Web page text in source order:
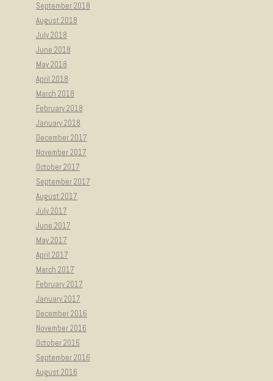
September 2018
August 2018
July 2018
June 2018
May 2018
April 2018
March 2018
February 2018
January 2018
December 2017
November 2017
October 2017
September 2017
August 2017
July 2017
June 2017
May 2017
April 2017
March 2017
February 2017
January 2017
December 2016
November 2016
October 2016
September 2016
August 2016